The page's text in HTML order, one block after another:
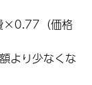
×0.77（価格
より少なくな